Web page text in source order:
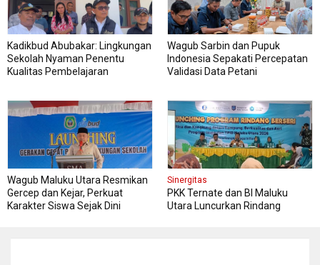
Kadikbud Abubakar: Lingkungan
Sekolah Nyaman Penentu
Kualitas Pembelajaran
Wagub Sarbin dan Pupuk
Indonesia Sepakati Percepatan
Validasi Data Petani
Wagub Maluku Utara Resmikan
Gercep dan Kejar, Perkuat
Karakter Siswa Sejak Dini
Sinergitas
PKK Ternate dan BI Maluku
Utara Luncurkan Rindang